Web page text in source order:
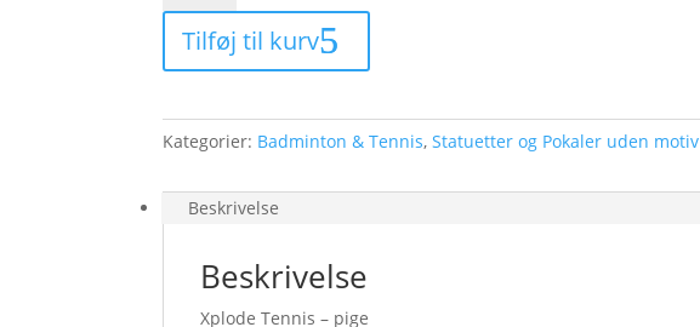
Tennispige
antal
Tilføj til kurv
Kategorier: Badminton & Tennis,Statuetter og Pokaler uden motiv
Beskrivelse
Beskrivelse
Xplode Tennis – pige